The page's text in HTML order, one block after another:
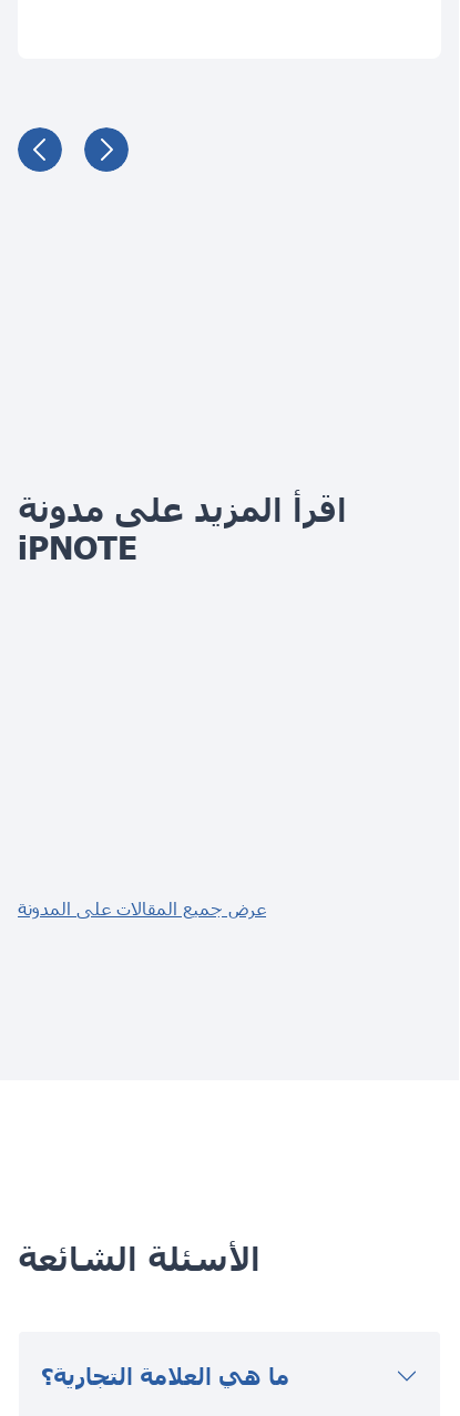
اقرأ المزيد على مدونة
iPNOTE
عرض جميع المقالات على المدونة
الأسئلة الشائعة
ما هي العلامة التجارية؟